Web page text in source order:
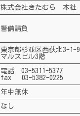
株式会社きたむら 本社
警備請負
東京都杉並区西荻北3-1-9
マルスビル3階
電話 03-5311-5377
fax 03-5382-0225
年中無休
なし